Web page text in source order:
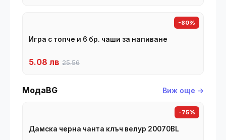
-80%
Игра с топче и 6 бр. чаши за напиване
5.08 лв 25.56
МодаBG Виж още →
-75%
Дамска черна чанта клъч велур 20070BL